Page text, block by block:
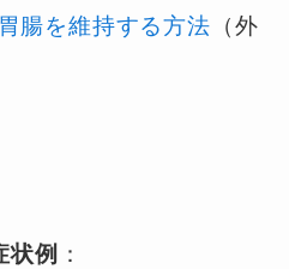
腸を維持する方法 （外
状例 ：